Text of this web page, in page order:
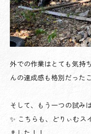
外での作業はとても気持
んの達成感も格別だった
そして、もう一つの試み
✨ こちらも、どりぃむス